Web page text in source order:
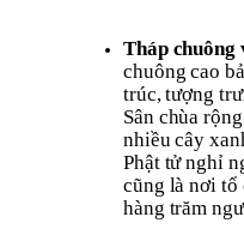
Tháp chuông
chuông cao
trúc, tượng
Sân chùa
nhiều cây
Phật tử nghỉ
cũng là nơi tổ
hàng trăm